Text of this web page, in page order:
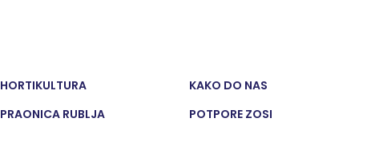
HORTIKULTURA KAKO DO NAS
PRAONICA RUBLJA POTPORE ZOSI